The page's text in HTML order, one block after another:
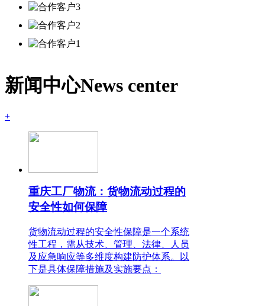
新闻中心News center
+
重庆工厂物流：货物流动过程的
安全性如何保障
货物流动过程的安全性保障是一个系统
性工程，需从技术、管理、法律、人员
及应急响应等多维度构建防护体系。以
下是具体保障措施及实施要点：